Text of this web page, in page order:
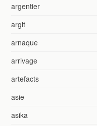
argentier
argit
arnaque
arrivage
artefacts
asie
asika